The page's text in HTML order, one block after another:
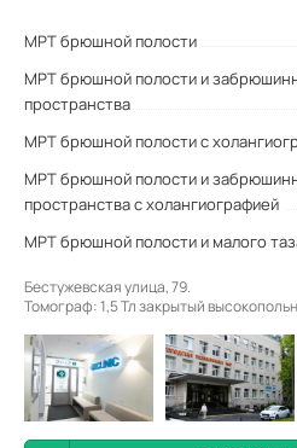
МРТ брюшной полости
МРТ брюшной полости и
пространства
МРТ брюшной полости с
МРТ брюшной полости и
пространства с холангиографией
МРТ брюшной полости и малого
Бестужевская улица, 79.
Томограф: 1,5 Тл закрытый